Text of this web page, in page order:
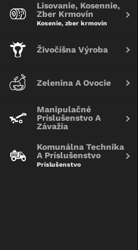
Lisovanie, Kosennie,
Zber Krmovín
Kosenie, zber krmovín
Živočíšna Výroba
Zelenina A Ovocie
Manipulačné
Príslušenstvo A
Závažia
Komunálna Technika
A Príslušenstvo
Príslušenstvo